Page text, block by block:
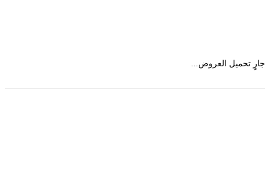
تحميل العروض...